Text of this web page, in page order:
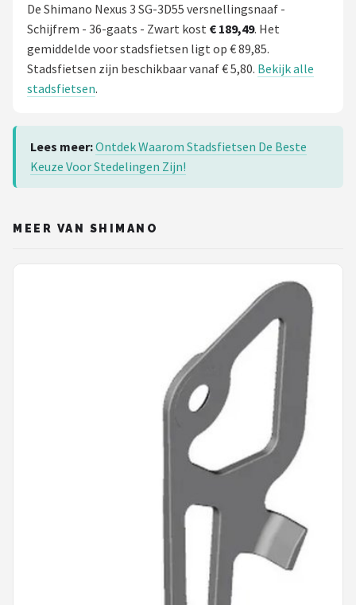
De Shimano Nexus 3 SG-3D55 versnellingsnaaf -
Schijfrem - 36-gaats - Zwart kost € 189,49. Het
gemiddelde voor stadsfietsen ligt op € 89,85.
Stadsfietsen zijn beschikbaar vanaf € 5,80. Bekijk alle
stadsfietsen.
Lees meer:Ontdek Waarom Stadsfietsen De Beste
Keuze Voor Stedelingen Zijn!
MEER VAN SHIMANO